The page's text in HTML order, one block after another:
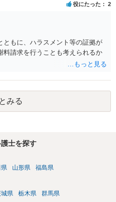
役にたった 2
ともに、ハラスメント等の証拠が
料請求を行うことも考えられるか
みる
士を探す
山形県 福島県
県 栃木県 群馬県